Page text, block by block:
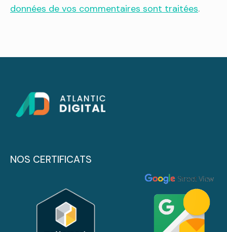
données de vos commentaires sont traitées.
NOS CERTIFICATS